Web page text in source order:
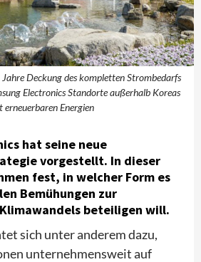
Deckung des kompletten Strombedarfs
Electronics Standorte außerhalb Koreas
erneuerbaren Energien
hat seine neue
vorgestellt. In dieser
fest, in welcher Form es
Bemühungen zur
beteiligen will.
sich unter anderem dazu,
unternehmensweit auf